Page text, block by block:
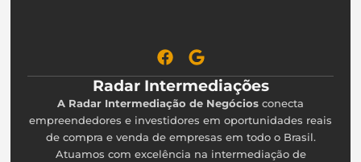
Radar Intermediações
A Radar Intermediação de Negócios conecta
empreendedores e investidores em oportunidades reais
de compra e venda de empresas em todo o Brasil.
Atuamos com excelência na intermediação de